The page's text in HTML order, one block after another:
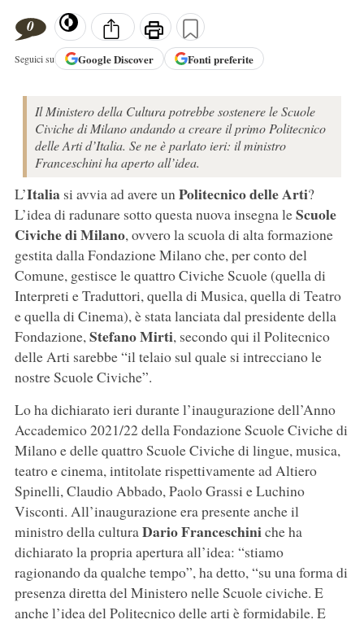
0
Seguici su GoogleDiscover Fonti preferite
Il Ministero della Cultura potrebbe sostenere le Scuole
Civiche di Milano andando a creare il primo Politecnico
delle Arti d’Italia. Se ne è parlato ieri: il ministro
Franceschini ha aperto all’idea.
L’Italiasi avvia ad avere unPolitecnico delle Arti?
L’idea di radunare sotto questa nuova insegna leScuole
Civiche di Milano, ovvero la scuola di alta formazione
gestita dalla Fondazione Milano che, per conto del
Comune, gestisce le quattro Civiche Scuole (quella di
Interpreti e Traduttori, quella di Musica, quella di Teatro
e quella di Cinema), è stata lanciata dal presidente della
Fondazione,Stefano Mirti, secondo qui il Politecnico
delle Arti sarebbe “il telaio sul quale si intrecciano le
nostre Scuole Civiche”.
Lo ha dichiarato ieri durante l’inaugurazione dell’Anno
Accademico 2021/22 della Fondazione Scuole Civiche di
Milano e delle quattro Scuole Civiche di lingue, musica,
teatro e cinema, intitolate rispettivamente ad Altiero
Spinelli, Claudio Abbado, Paolo Grassi e Luchino
Visconti. All’inaugurazione era presente anche il
ministro della culturaDario Franceschiniche ha
dichiarato la propria apertura all’idea: “stiamo
ragionando da qualche tempo”, ha detto, “su una forma di
presenza diretta del Ministero nelle Scuole civiche. E
anche l’idea del Politecnico delle arti è formidabile. E